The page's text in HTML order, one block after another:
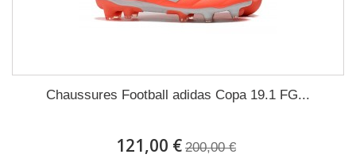
Chaussures Football adidas Copa 19.1 FG...
121,00 € 200,00 €